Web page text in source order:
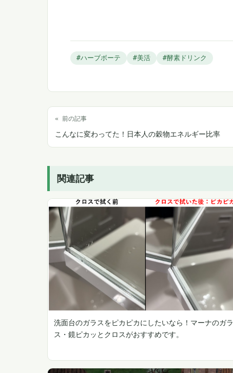
#ハーブボーテ #美活 #酵素ドリンク
« 前の記事
こんなに変わってた！日本人の穀物エネルギー比率
関連記事
洗面台のガラスをピカピカにしたいなら！マーナのガラ
ス・鏡ピカッとクロスがおすすめです。